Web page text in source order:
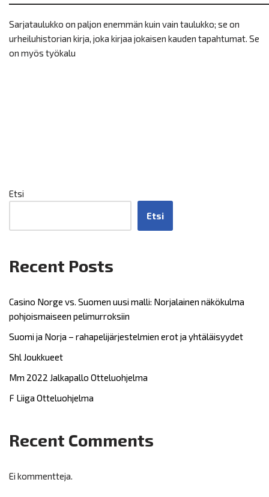
Sarjataulukko on paljon enemmän kuin vain taulukko; se on
urheiluhistorian kirja, joka kirjaa jokaisen kauden tapahtumat. Se
on myös työkalu
Etsi
Etsi
Recent Posts
Casino Norge vs. Suomen uusi malli: Norjalainen näkökulma
pohjoismaiseen pelimurroksiin
Suomi ja Norja – rahapelijärjestelmien erot ja yhtäläisyydet
Shl Joukkueet
Mm 2022 Jalkapallo Otteluohjelma
F Liiga Otteluohjelma
Recent Comments
Ei kommentteja.